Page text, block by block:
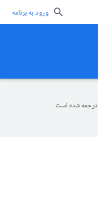
ورود به برنامه
ترجمه شده است.